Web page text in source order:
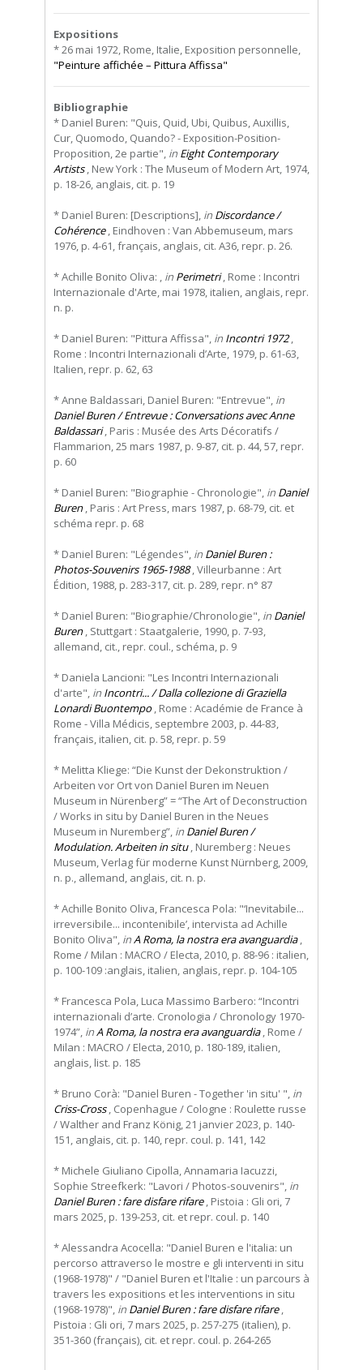
Expositions
* 26 mai 1972, Rome, Italie, Exposition personnelle,
"Peinture affichée – Pittura Affissa"
Bibliographie
* Daniel Buren: "Quis, Quid, Ubi, Quibus, Auxillis,
Cur, Quomodo, Quando? - Exposition-Position-
Proposition, 2e partie", in Eight Contemporary
Artists, New York : The Museum of Modern Art, 1974,
p. 18-26, anglais, cit. p. 19
* Daniel Buren: [Descriptions], in Discordance /
Cohérence, Eindhoven : Van Abbemuseum, mars
1976, p. 4-61, français, anglais, cit. A36, repr. p. 26.
* Achille Bonito Oliva: , in Perimetri, Rome : Incontri
Internazionale d'Arte, mai 1978, italien, anglais, repr.
n. p.
* Daniel Buren: "Pittura Affissa", in Incontri 1972,
Rome : Incontri Internazionali d’Arte, 1979, p. 61-63,
Italien, repr. p. 62, 63
* Anne Baldassari, Daniel Buren: "Entrevue", in
Daniel Buren / Entrevue : Conversations avec Anne
Baldassari, Paris : Musée des Arts Décoratifs /
Flammarion, 25 mars 1987, p. 9-87, cit. p. 44, 57, repr.
p. 60
* Daniel Buren: "Biographie - Chronologie", in Daniel
Buren, Paris : Art Press, mars 1987, p. 68-79, cit. et
schéma repr. p. 68
* Daniel Buren: "Légendes", in Daniel Buren :
Photos-Souvenirs 1965-1988, Villeurbanne : Art
Édition, 1988, p. 283-317, cit. p. 289, repr. n° 87
* Daniel Buren: "Biographie/Chronologie", in Daniel
Buren, Stuttgart : Staatgalerie, 1990, p. 7-93,
allemand, cit., repr. coul., schéma, p. 9
* Daniela Lancioni: "Les Incontri Internazionali
d'arte", in Incontri... / Dalla collezione di Graziella
Lonardi Buontempo, Rome : Académie de France à
Rome - Villa Médicis, septembre 2003, p. 44-83,
français, italien, cit. p. 58, repr. p. 59
* Melitta Kliege: “Die Kunst der Dekonstruktion /
Arbeiten vor Ort von Daniel Buren im Neuen
Museum in Nürenberg” = “The Art of Deconstruction
/ Works in situ by Daniel Buren in the Neues
Museum in Nuremberg”, in Daniel Buren /
Modulation. Arbeiten in situ, Nuremberg : Neues
Museum, Verlag für moderne Kunst Nürnberg, 2009,
n. p., allemand, anglais, cit. n. p.
* Achille Bonito Oliva, Francesca Pola: "‘Inevitabile...
irreversibile... incontenibile’, intervista ad Achille
Bonito Oliva", inA Roma, la nostra era avanguardia,
Rome / Milan : MACRO / Electa, 2010, p. 88-96 : italien,
p. 100-109 :anglais, italien, anglais, repr. p. 104-105
* Francesca Pola, Luca Massimo Barbero: “Incontri
internazionali d’arte. Cronologia / Chronology 1970-
1974”, inA Roma, la nostra era avanguardia, Rome /
Milan : MACRO / Electa, 2010, p. 180-189, italien,
anglais, list. p. 185
* Bruno Corà: "Daniel Buren - Together 'in situ' ", in
Criss-Cross, Copenhague / Cologne : Roulette russe
/ Walther and Franz König, 21 janvier 2023, p. 140-
151, anglais, cit. p. 140, repr. coul. p. 141, 142
* Michele Giuliano Cipolla, Annamaria Iacuzzi,
Sophie Streefkerk: "Lavori / Photos-souvenirs", in
Daniel Buren : fare disfare rifare, Pistoia : Gli ori, 7
mars 2025, p. 139-253, cit. et repr. coul. p. 140
* Alessandra Acocella: "Daniel Buren e l'italia: un
percorso attraverso le mostre e gli interventi in situ
(1968-1978)" / "Daniel Buren et l'Italie : un parcours à
travers les expositions et les interventions in situ
(1968-1978)", in Daniel Buren : fare disfare rifare,
Pistoia : Gli ori, 7 mars 2025, p. 257-275 (italien), p.
351-360 (français), cit. et repr. coul. p. 264-265